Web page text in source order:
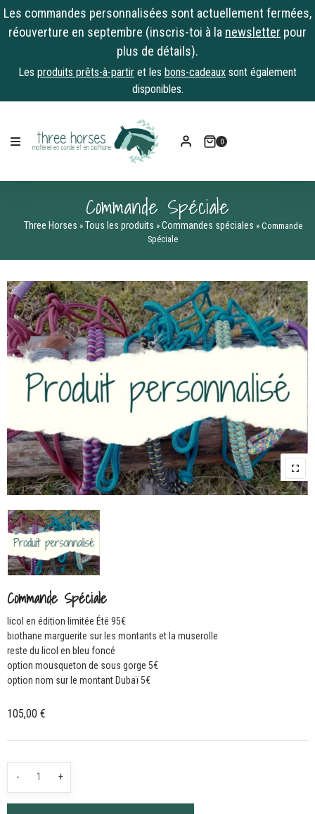
Les commandes personnalisées sont actuellement fermées,
réouverture en septembre (inscris-toi à la newsletter pour
plus de détails).
Les produits prêts-à-partir et les bons-cadeaux sont également
disponibles.
content
0
Commande Spéciale
Three Horses » Tous les produits » Commandes spéciales » Commande
Spéciale
Commande Spéciale
licol en édition limitée Été 95€
biothane marguerite sur les montants et la muserolle
reste du licol en bleu foncé
option mousqueton de sous gorge 5€
option nom sur le montant Dubaï 5€
105,00 €
-
quantité
de
+